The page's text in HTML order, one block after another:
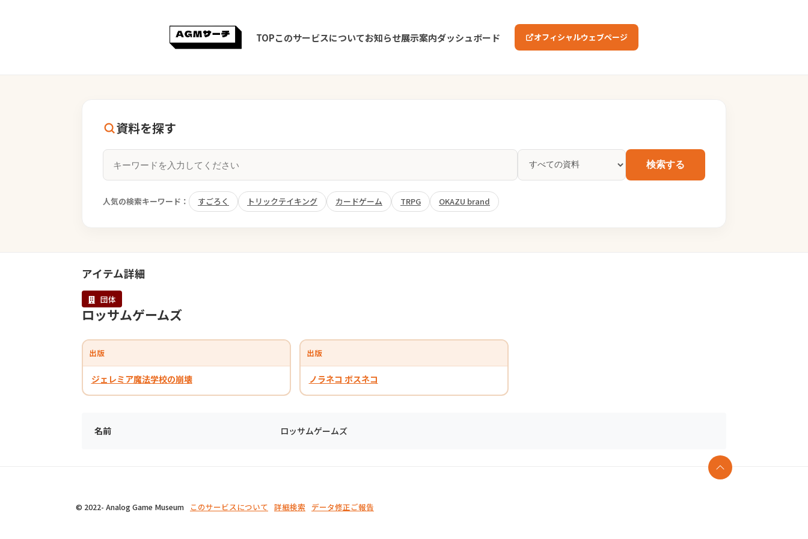
TOPこのサービスについてお知らせ展示案内ダッシュボード オフィシャルウェブページ
資料を探す
検索する
人気の検索キーワード： すごろく トリックテイキング カードゲーム TRPG OKAZU brand
アイテム詳細
団体
ロッサムゲームズ
出版
ジェレミア魔法学校の崩壊
出版
ノラネコ ボスネコ
名前 ロッサムゲームズ
© 2022- Analog Game Museum このサービスについて 詳細検索 データ修正ご報告